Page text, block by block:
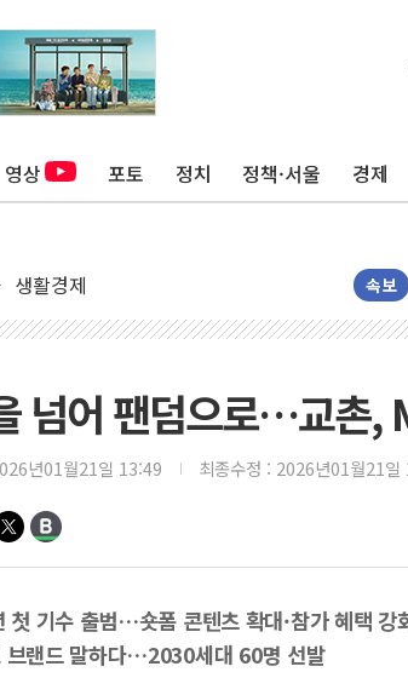
영상 포토 정치 정책·서울 경제
생활경제 속보
넘어 팬덤으로…교촌,
년01월21일 13:49 최종수정 : 2026년01월21일
첫 기수 출범…숏폼 콘텐츠 확대·참가 혜택 강
브랜드 말하다…2030세대 60명 선발